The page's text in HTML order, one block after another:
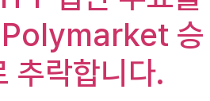
Polymarket 승
추락합니다.